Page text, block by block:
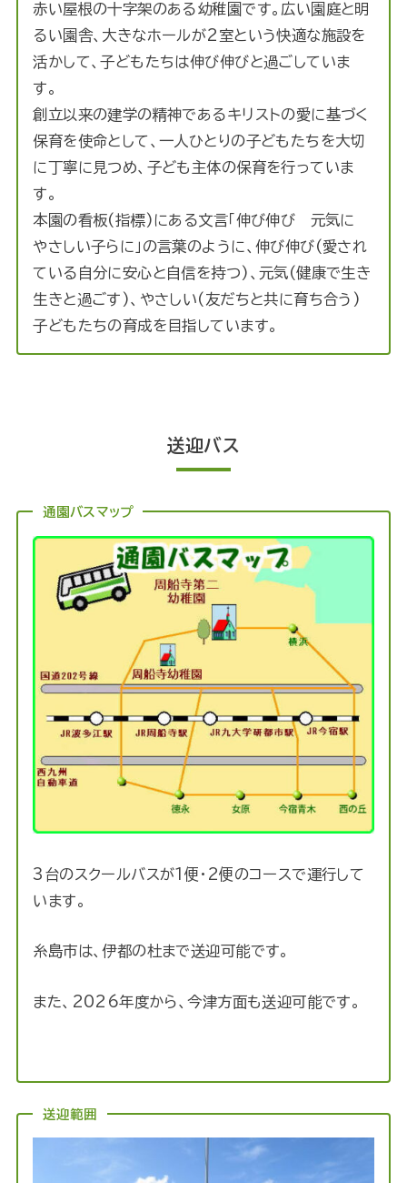
赤い屋根の十字架のある幼稚園です。広い園庭と明
るい園舎、大きなホールが2室という快適な施設を
活かして、子どもたちは伸び伸びと過ごしていま
す。
創立以来の建学の精神であるキリストの愛に基づく
保育を使命として、一人ひとりの子どもたちを大切
に丁寧に見つめ、子ども主体の保育を行っていま
す。
本園の看板(指標)にある文言「伸び伸び 元気に
やさしい子らに」の言葉のように、伸び伸び(愛され
ている自分に安心と自信を持つ)、元気(健康で生き
生きと過ごす)、やさしい(友だちと共に育ち合う)
子どもたちの育成を目指しています。
送迎バス
通園バスマップ
3台のスクールバスが1便・2便のコースで運行して
います。
糸島市は、伊都の杜まで送迎可能です。
また、2026年度から、今津方面も送迎可能です。
送迎範囲